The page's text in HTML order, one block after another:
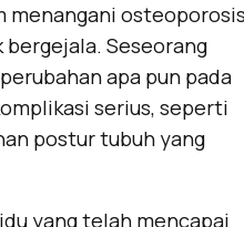
menangani
Seseorang
apa pun pada
serius, seperti
postur tubuh yang
yang telah mencapai